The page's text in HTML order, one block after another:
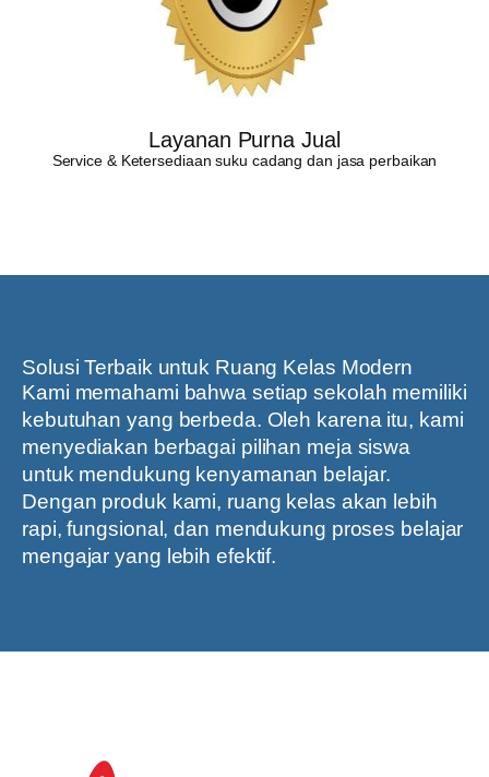
Layanan Purna Jual
Service & Ketersediaan suku cadang dan jasa perbaikan
Solusi Terbaik untuk Ruang Kelas Modern
Kami memahami bahwa setiap sekolah memiliki
kebutuhan yang berbeda. Oleh karena itu, kami
menyediakan berbagai pilihan meja siswa
untuk mendukung kenyamanan belajar.
Dengan produk kami, ruang kelas akan lebih
rapi, fungsional, dan mendukung proses belajar
mengajar yang lebih efektif.